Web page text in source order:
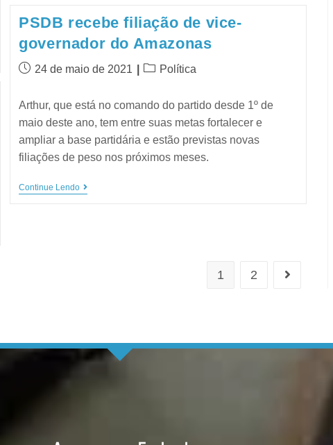
PSDB recebe filiação de vice-
governador do Amazonas
24 de maio de 2021 Política
Arthur, que está no comando do partido desde 1º de
maio deste ano, tem entre suas metas fortalecer e
ampliar a base partidária e estão previstas novas
filiações de peso nos próximos meses.
Continue Lendo
1 2